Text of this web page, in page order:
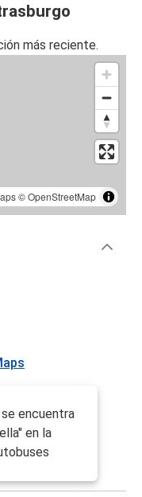
más reciente.
©OpenStreetMap
encuentra
en la